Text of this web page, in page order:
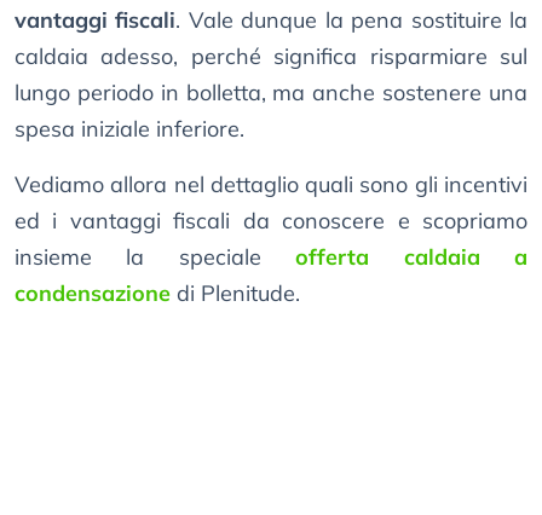
vantaggi fiscali. Vale dunque la pena sostituire la
caldaia adesso, perché significa risparmiare sul
lungo periodo in bolletta, ma anche sostenere una
spesa iniziale inferiore.
Vediamo allora nel dettaglio quali sono gli incentivi
ed i vantaggi fiscali da conoscere e scopriamo
insieme la specialeofferta caldaia a
condensazione di Plenitude.